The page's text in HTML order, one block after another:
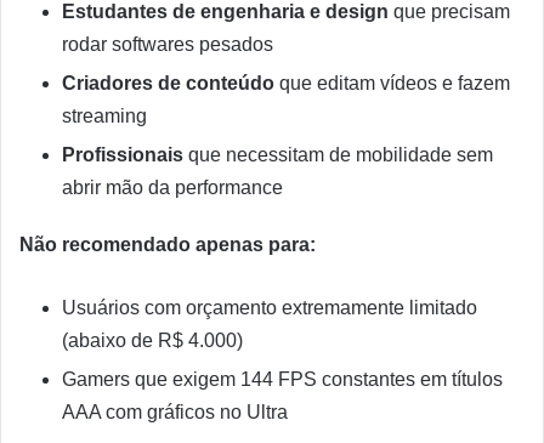
Estudantes de engenharia e design que precisam
rodar softwares pesados
Criadores de conteúdo que editam vídeos e fazem
streaming
Profissionais que necessitam de mobilidade sem
abrir mão da performance
Não recomendado apenas para:
Usuários com orçamento extremamente limitado
(abaixo de R$ 4.000)
Gamers que exigem 144 FPS constantes em títulos
AAA com gráficos no Ultra